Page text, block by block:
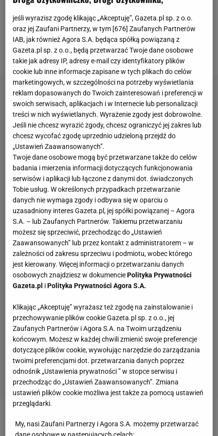
Jarosław Królewski, właściciel i prezes Wisły
Kraków, po awansie do Ekstraklasy . Małopolski klub
finalizuje pierwsze letnie wzmocnienie.
Zobacz wideoŻelazny: Strzał desperacji
jeśli wyrazisz zgodę klikając „Akceptuję”, Gazeta.pl sp. z o.o.
oraz jej Zaufani Partnerzy, w tym [676] Zaufanych Partnerów
IAB, jak również Agora S.A. będąca spółką powiązaną z
Gazeta.pl sp. z o.o., będą przetwarzać Twoje dane osobowe
takie jak adresy IP, adresy e-mail czy identyfikatory plików
cookie lub inne informacje zapisane w tych plikach do celów
marketingowych, w szczególności na potrzeby wyświetlania
reklam dopasowanych do Twoich zainteresowań i preferencji w
swoich serwisach, aplikacjach i w Internecie lub personalizacji
treści w nich wyświetlanych. Wyrażenie zgody jest dobrowolne.
Jeśli nie chcesz wyrazić zgody, chcesz ograniczyć jej zakres lub
chcesz wycofać zgodę uprzednio udzieloną przejdź do
„Ustawień Zaawansowanych”.
Twoje dane osobowe mogą być przetwarzane także do celów
badania i mierzenia informacji dotyczących funkcjonowania
serwisów i aplikacji lub łączone z danymi dot. świadczonych
Tobie usług. W określonych przypadkach przetwarzanie
danych nie wymaga zgody i odbywa się w oparciu o
uzasadniony interes Gazeta.pl, jej spółki powiązanej – Agora
S.A. – lub Zaufanych Partnerów. Takiemu przetwarzaniu
możesz się sprzeciwić, przechodząc do „Ustawień
Zaawansowanych” lub przez kontakt z administratorem – w
zależności od zakresu sprzeciwu i podmiotu, wobec którego
jest kierowany. Więcej informacji o przetwarzaniu danych
osobowych znajdziesz w dokumenciePolityka Prywatności
Gazeta.pl iPolityka Prywatności Agora S.A.
Klikając „Akceptuję” wyrażasz też zgodę na zainstalowanie i
przechowywanie plików cookie Gazeta.pl sp. z o.o., jej
Zaufanych Partnerów i Agora S.A. na Twoim urządzeniu
końcowym. Możesz w każdej chwili zmienić swoje preferencje
dotyczące plików cookie, wywołując narzędzie do zarządzania
twoimi preferencjami dot. przetwarzania danych poprzez
odnośnik „Ustawienia prywatności ” w stopce serwisu i
przechodząc do „Ustawień Zaawansowanych”. Zmiana
ustawień plików cookie możliwa jest także za pomocą ustawień
przeglądarki.
My, nasi Zaufani Partnerzy i Agora S.A. możemy przetwarzać
dane osobowe w następujących celach: